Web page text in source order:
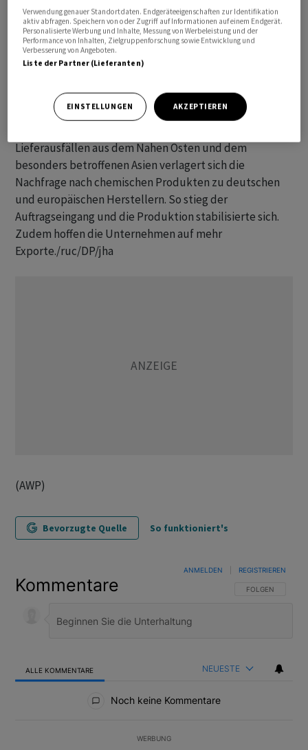
«Das Geschäftsklima in der Chemieindustrie profitiert
von leichten Rückgängen bei den Preisen für Energie
und einzelnen Vorprodukten nach der sich
abzeichnenden Entspannung im Nahostkonflikt», sagt
Andererseits hat der Konflikt im Nahen Osten der
Lieferausfällen aus dem Nahen Osten und dem
besonders betroffenen Asien verlagert sich die
Nachfrage nach chemischen Produkten zu deutschen
und europäischen Herstellern. So stieg der
Auftragseingang und die Produktion stabilisierte sich.
Zudem hoffen die Unternehmen auf mehr
Exporte./ruc/DP/jha
(AWP)
Bevorzugte Quelle So funktioniert's
Kommentare FOLGE DIESER
FOLGEN
ANMELDEN REGISTRIEREN
ALLE KOMMENTARE NEUESTE
Noch keine Kommentare
WERBUNG
Verwendung genauer Standortdaten. Endgeräteeigenschaften zur Identifikation
aktiv abfragen. Speichern von oder Zugriff auf Informationen auf einem Endgerät.
Personalisierte Werbung und Inhalte, Messung von Werbeleistung und der
Performance von Inhalten, Zielgruppenforschung sowie Entwicklung und
Verbesserung von Angeboten.
Liste der Partner (Lieferanten)
EINSTELLUNGEN AKZEPTIEREN